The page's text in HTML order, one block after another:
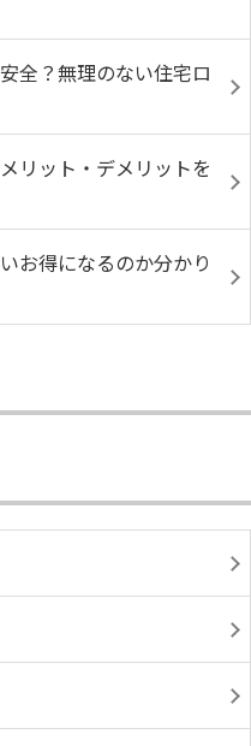
全？無理のない住宅ロ
リット・デメリットを
お得になるのか分かり